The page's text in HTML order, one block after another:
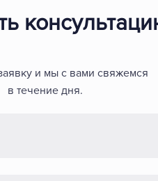
и мы с вами свяжемся
в течение дня.